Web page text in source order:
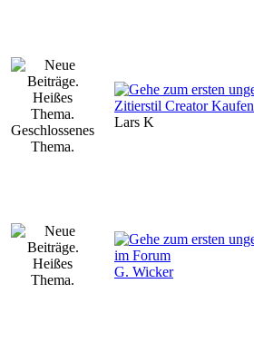
Zitierstil Creator Kaufen
Lars K
im Forum
G. Wicker